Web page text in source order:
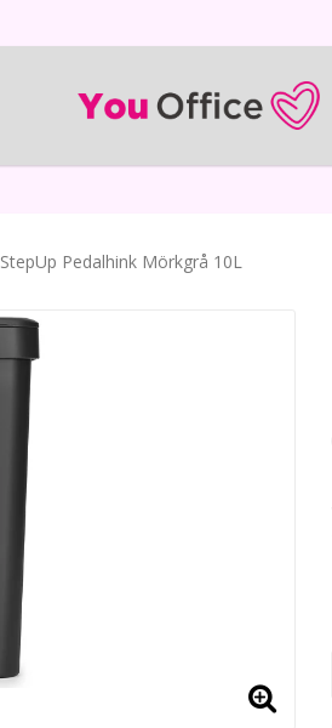
StepUp Pedalhink Mörkgrå 10L